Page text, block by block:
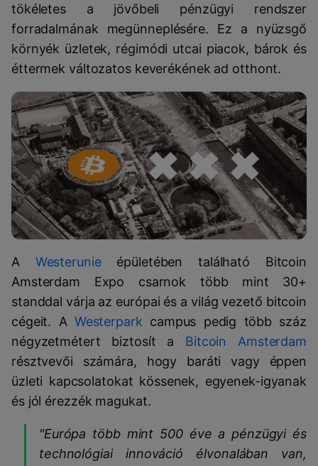
tökéletes a jövőbeli pénzügyi rendszer
forradalmának megünneplésére. Ez a nyüzsgő
környék üzletek, régimódi utcai piacok, bárok és
éttermek változatos keverékének ad otthont.
A Westerunieépületében található Bitcoin
Amsterdam Expo csarnok több mint 30+
standdal várja az európai és a világ vezető bitcoin
cégeit. A Westerpark campus pedig több száz
négyzetmétert biztosít a Bitcoin Amsterdam
résztvevői számára, hogy baráti vagy éppen
üzleti kapcsolatokat kössenek, egyenek-igyanak
és jól érezzék magukat.
"Európa több mint 500 éve a pénzügyi és
technológiai innováció élvonalában van,